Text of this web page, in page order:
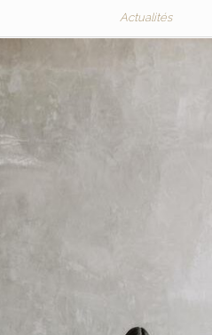
Actualités